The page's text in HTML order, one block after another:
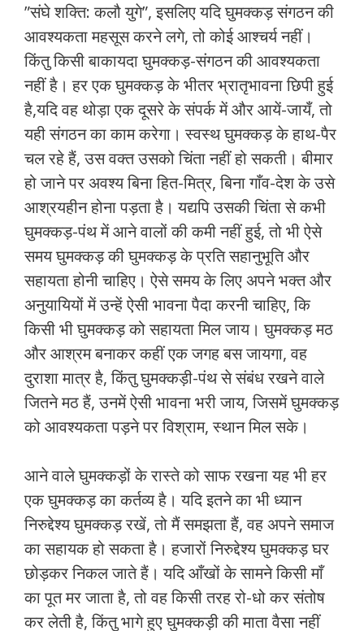
”संघे शक्ति: कलौ युगे”, इसलिए यदि घुमक्कड़ संगठन की
आवश्‍यकता महसूस करने लगे, तो कोई आश्‍चर्य नहीं।
किंतु किसी बाकायदा घुमक्कड़-संगठन की आवश्‍यकता
नहीं है। हर एक घुमक्कड़ के भीतर भ्रातृभावना छिपी हुई
है,यदि वह थोड़ा एक दूसरे के संपर्क में और आयें-जायँ, तो
यही संगठन का काम करेगा। स्वस्‍थ घुमक्कड़ के हाथ-पैर
चल रहे हैं, उस वक्‍त उसको चिंता नहीं हो सकती। बीमार
हो जाने पर अवश्य बिना हित-मित्र, बिना गाँव-देश के उसे
आश्रयहीन होना पड़ता है। यद्यपि उसकी चिंता से कभी
घुमक्कड़-पंथ में आने वालों की कमी नहीं हुई, तो भी ऐसे
समय घुमक्कड़ की घुमक्कड़ के प्रति सहानुभूति और
सहायता होनी चाहिए। ऐसे समय के लिए अपने भक्‍त और
अनुयायियों में उन्‍हें ऐसी भावना पैदा करनी चाहिए, कि
किसी भी घुमक्कड़ को सहायता मिल जाय। घुमक्कड़ मठ
और आश्रम बनाकर कहीं एक जगह बस जायगा, वह
दुराशा मात्र है, किंतु घुमक्कड़ी-पंथ से संबंध रखने वाले
जितने मठ हैं, उनमें ऐसी भावना भरी जाय, जिसमें घुमक्कड़
को आवश्‍यकता पड़ने पर विश्राम, स्‍थान मिल सके।
आने वाले घुमक्कड़ों के रास्‍ते को साफ रखना यह भी हर
एक घुमक्कड़ का कर्तव्‍य है। यदि इतने का भी ध्‍यान
निरुद्देश्‍य घुमक्कड़ रखें, तो मैं समझता हैं, वह अपने समाज
का सहायक हो सकता है। हजारों निरुद्देश्‍य घुमक्कड़ घर
छोड़कर निकल जाते हैं। यदि आँखों के सामने किसी माँ
का पूत मर जाता है, तो वह किसी तरह रो-धो कर संतोष
कर लेती है, किंतु भागे हुए घुमक्कड़ी की माता वैसा नहीं